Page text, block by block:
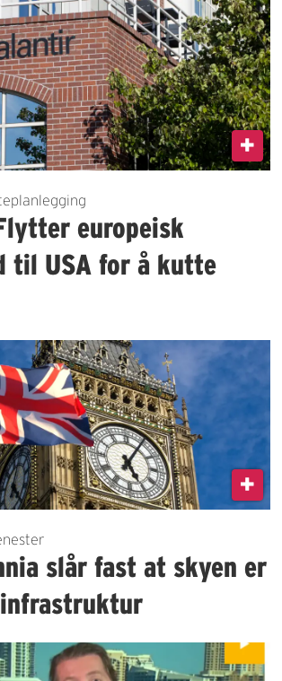
europeisk
til USA for å kutte
slår fast at skyen er